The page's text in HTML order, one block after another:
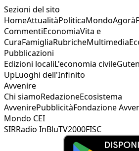
Sezioni del sito
HomeAttualitàPoliticaMondoAgorà
CommentiEconomiaVita e
CuraFamigliaRubricheMultimedia
Pubblicazioni
Edizioni localiL'economia civile
UpLuoghi dell'Infinito
Avvenire
Chi siamoRedazioneEcosistema
AvvenirePubblicitàFondazione
Mondo CEI
SIRRadio InBluTV2000FISC